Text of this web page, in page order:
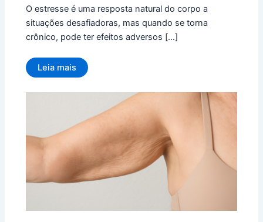
O estresse é uma resposta natural do corpo a
situações desafiadoras, mas quando se torna
crônico, pode ter efeitos adversos […]
Leia mais